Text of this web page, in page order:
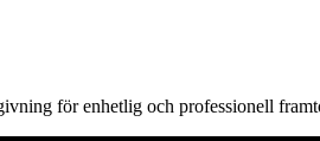
för enhetlig och professionell